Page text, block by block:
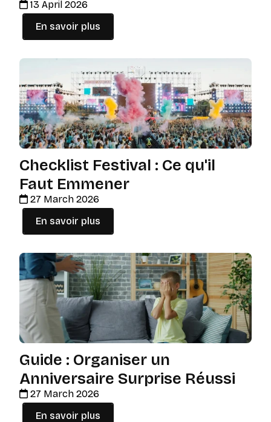
13 April 2026
En savoir plus
Checklist Festival : Ce qu'il
Faut Emmener
27 March 2026
En savoir plus
Guide : Organiser un
Anniversaire Surprise Réussi
27 March 2026
En savoir plus